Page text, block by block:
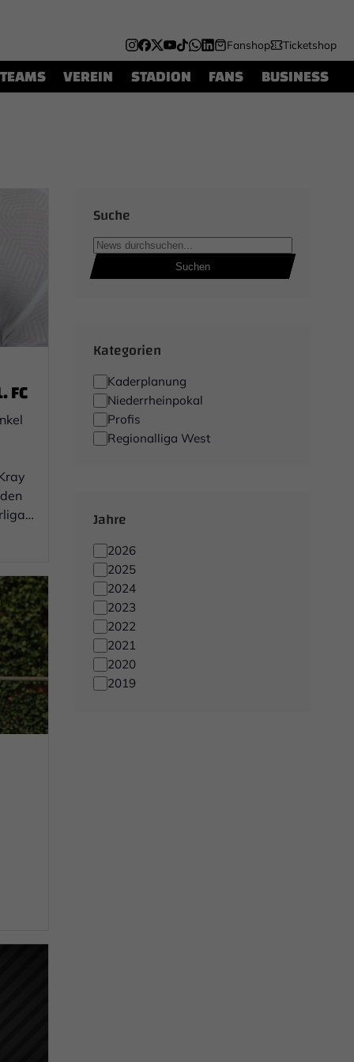
Fanshop Ticketshop
TEAMS VEREIN STADION FANS BUSINESS
Suche
Suchen
Kategorien
Kaderplanung
Niederrheinpokal
Profis
Regionalliga West
Jahre
2026
2025
2024
2023
2022
2021
2020
2019